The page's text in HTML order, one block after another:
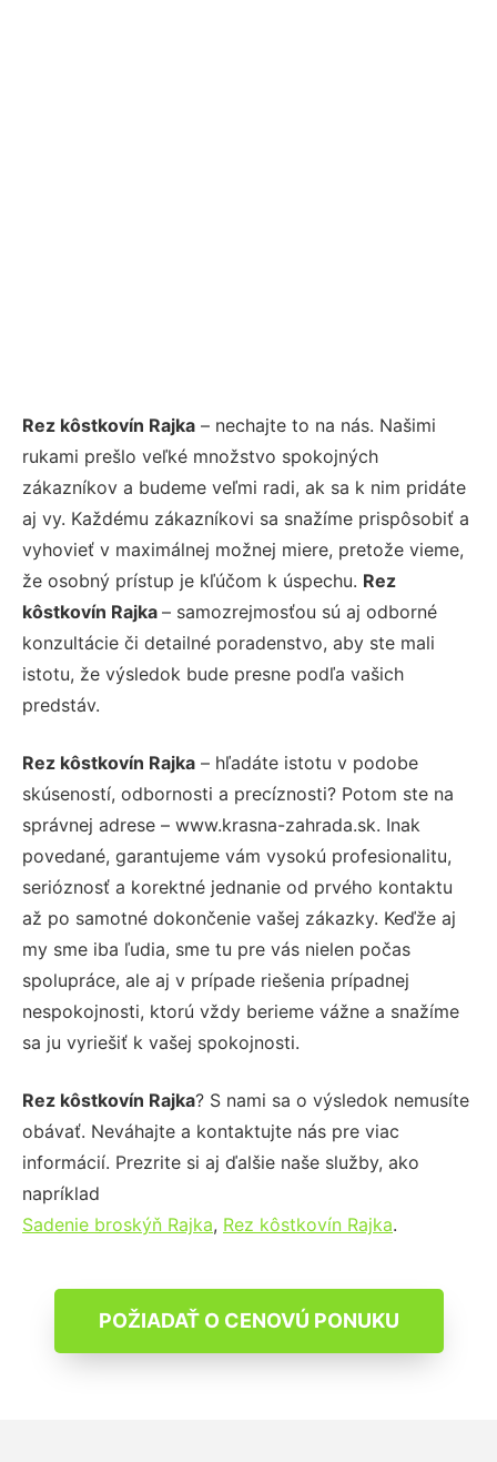
Rez kôstkovín Rajka – nechajte to na nás. Našimi
rukami prešlo veľké množstvo spokojných
zákazníkov a budeme veľmi radi, ak sa k nim pridáte
aj vy. Každému zákazníkovi sa snažíme prispôsobiť a
vyhovieť v maximálnej možnej miere, pretože vieme,
že osobný prístup je kľúčom k úspechu. Rez
kôstkovín Rajka – samozrejmosťou sú aj odborné
konzultácie či detailné poradenstvo, aby ste mali
istotu, že výsledok bude presne podľa vašich
predstáv.
Rez kôstkovín Rajka – hľadáte istotu v podobe
skúseností, odbornosti a precíznosti? Potom ste na
správnej adrese – www.krasna-zahrada.sk. Inak
povedané, garantujeme vám vysokú profesionalitu,
serióznosť a korektné jednanie od prvého kontaktu
až po samotné dokončenie vašej zákazky. Keďže aj
my sme iba ľudia, sme tu pre vás nielen počas
spolupráce, ale aj v prípade riešenia prípadnej
nespokojnosti, ktorú vždy berieme vážne a snažíme
sa ju vyriešiť k vašej spokojnosti.
Rez kôstkovín Rajka? S nami sa o výsledok nemusíte
obávať. Neváhajte a kontaktujte nás pre viac
informácií. Prezrite si aj ďalšie naše služby, ako
napríklad
Sadenie broskýň Rajka, Rez kôstkovín Rajka.
POŽIADAŤ O CENOVÚ PONUKU